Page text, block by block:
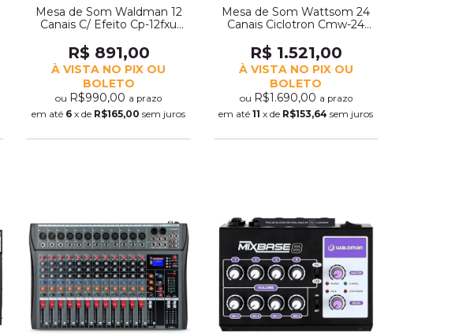
Mesa de Som Waldman 12
Canais C/ Efeito Cp-12fxu
R$ 891,00
À VISTA NO PIX OU
BOLETO
ou R$990,00 a prazo
em até 6 x de R$165,00 sem juros
Mesa de Som Wattsom 24
Canais Ciclotron Cmw-24
R$ 1.521,00
À VISTA NO PIX OU
BOLETO
ou R$1.690,00 a prazo
em até11 x de R$153,64 sem juros